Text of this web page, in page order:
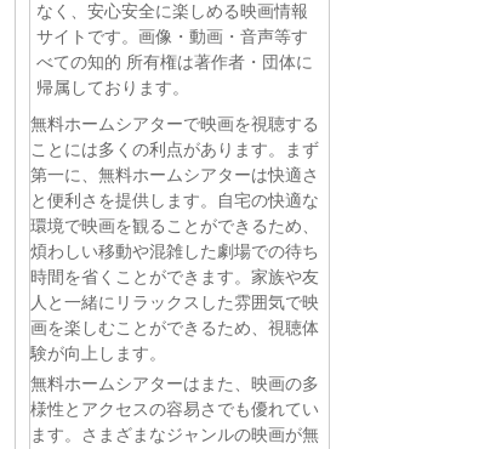
なく、安心安全に楽しめる映画情報
サイトです。画像・動画・音声等す
べての知的 所有権は著作者・団体に
帰属しております。
無料ホームシアターで映画を視聴する
ことには多くの利点があります。まず
第一に、無料ホームシアターは快適さ
と便利さを提供します。自宅の快適な
環境で映画を観ることができるため、
煩わしい移動や混雑した劇場での待ち
時間を省くことができます。家族や友
人と一緒にリラックスした雰囲気で映
画を楽しむことができるため、視聴体
験が向上します。
無料ホームシアターはまた、映画の多
様性とアクセスの容易さでも優れてい
ます。さまざまなジャンルの映画が無